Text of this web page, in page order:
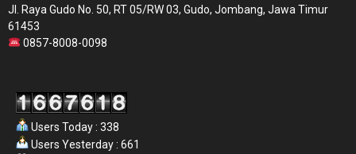
Jl. Raya Gudo No. 50, RT 05/RW 03, Gudo, Jombang, Jawa Timur
61453
0857-8008-0098
Users Today : 338
Users Yesterday : 661